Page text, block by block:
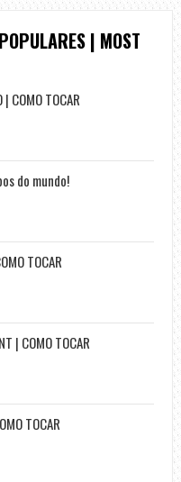
| MOST
| COMO TOCAR
do mundo!
TOCAR
| COMO TOCAR
TOCAR